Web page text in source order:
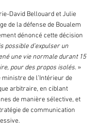
David Bellouard et Julie
de la défense de Boualem
dénoncé cette décision
possible d’expulser un
une vie normale durant 15
pour des propos isolés. »
de l’Intérieur de
arbitraire, en ciblant
de manière sélective, et
de communication